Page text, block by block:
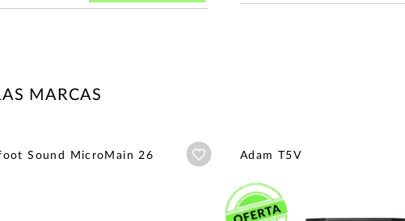
MARCAS
Sound MicroMain 26 Añadir a wishlist
Adam T5V